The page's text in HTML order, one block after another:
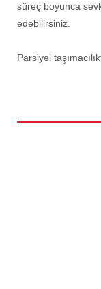
süreç boyunca
edebilirsiniz.
Parsiyel